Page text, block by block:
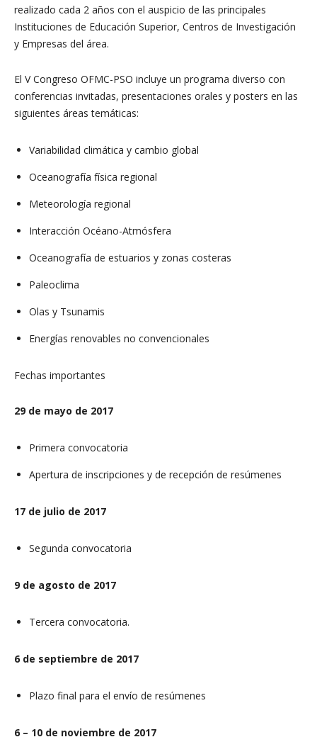
realizado cada 2 años con el auspicio de las principales
Instituciones de Educación Superior, Centros de Investigación
y Empresas del área.
El V Congreso OFMC-PSO incluye un programa diverso con
conferencias invitadas, presentaciones orales y posters en las
siguientes áreas temáticas:
Variabilidad climática y cambio global
Oceanografía física regional
Meteorología regional
Interacción Océano-Atmósfera
Oceanografía de estuarios y zonas costeras
Paleoclima
Olas y Tsunamis
Energías renovables no convencionales
Fechas importantes
29 de mayo de 2017
Primera convocatoria
Apertura de inscripciones y de recepción de resúmenes
17 de julio de 2017
Segunda convocatoria
9 de agosto de 2017
Tercera convocatoria.
6 de septiembre de 2017
Plazo final para el envío de resúmenes
6 – 10 de noviembre de 2017